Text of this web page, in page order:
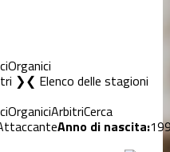
Organici
❯ Elenco delle stagioni
OrganiciArbitriCerca
Anno di nascita: